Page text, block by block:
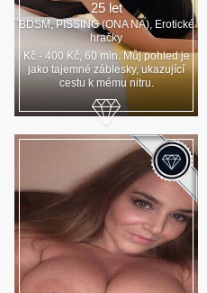
25 let
BDSM, PISSING (ONA NA), Erotické
hračky
Kč - 400 Kč, 60 min. Můj pohled je
jako tajemné záblesky, ukazující
cestu k mému nitru.